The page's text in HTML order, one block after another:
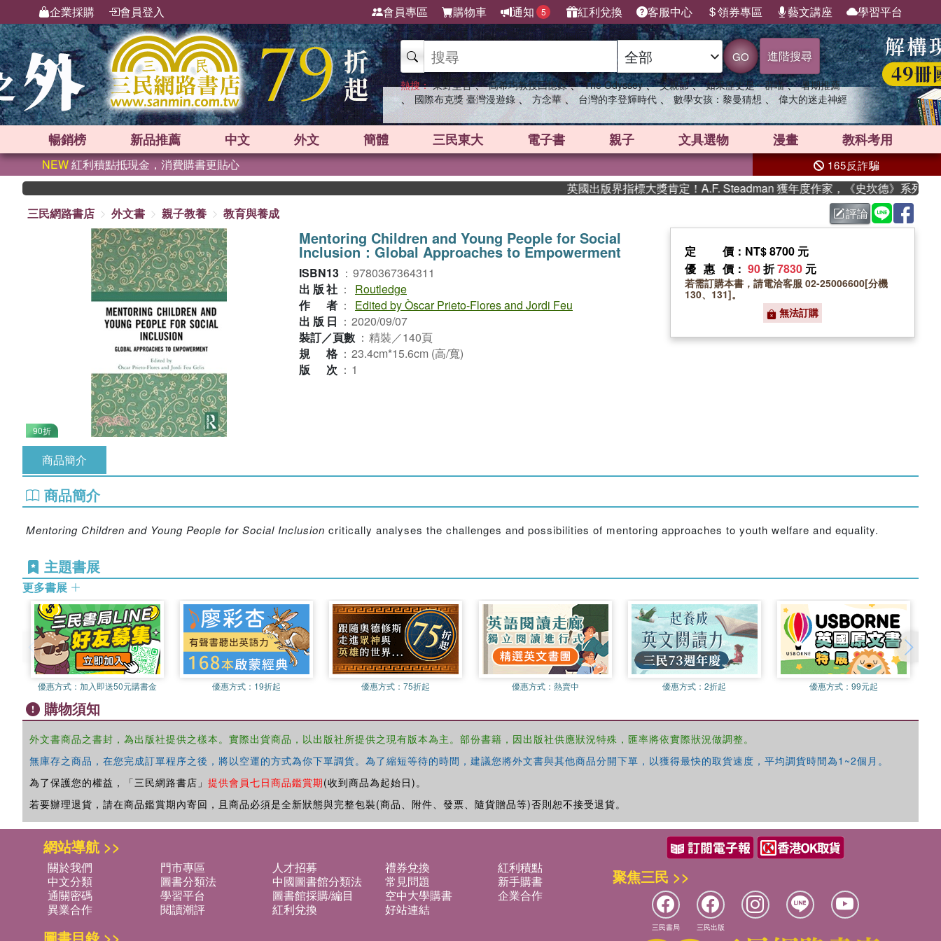
企業採購 會員登入 會員專區 購物車 通知 5 紅利兌換 客服中心 領券專區 藝文講座 學習平台
GO 進階搜尋
熱搜： 東野圭吾 、 高希均教授回憶錄 、 The Odyssey 、 父親節 、 如果歷史是一群喵 、 暑期推薦
、 國際布克獎 臺灣漫遊錄 、 方念華 、 台灣的李登輝時代 、 數學女孩：黎曼猜想 、 偉大的迷走神經
暢銷榜 新品推薦 中文 外文 簡體 三民東大 電子書 親子 文具選物 漫畫 教科考用
NEW紅利積點抵現金，消費購書更貼心 165反詐騙
英國出版界指標大獎肯定！A.F. Steadman 獲年度作家，《史坎德》系列帶你踏
三民網路書店
外文書 親子教養 教育與養成 評論
90折
Mentoring Children and Young People for Social
Inclusion：Global Approaches to Empowerment
ISBN13 ： 9780367364311
出版社 ：
Routledge
作者 ：
Edited by Òscar Prieto-Flores and Jordi Feu
出版日 ： 2020/09/07
裝訂／頁數 ： 精裝／140頁
規格 ： 23.4cm*15.6cm (高/寬)
版次 ： 1
定價 ：NT$ 8700 元
優惠價 ： 90折7830 元
若需訂購本書，請電洽客服 02-25006600[分機
130、131]。
無法訂購
商品簡介
商品簡介
Mentoring Children and Young People for Social Inclusion critically analyses the challenges and possibilities of mentoring approaches to youth welfare and equality.
主題書展
更多書展
優惠方式： 加入即送50元購書金 優惠方式： 19折起 優惠方式：75折起 優惠方式： 熱賣中 優惠方式：2折起 優惠方式：99元起
購物須知
外文書商品之書封，為出版社提供之樣本。實際出貨商品，以出版社所提供之現有版本為主。部份書籍，因出版社供應狀況特殊，匯率將依實際狀況做調整。
無庫存之商品，在您完成訂單程序之後，將以空運的方式為你下單調貨。為了縮短等待的時間，建議您將外文書與其他商品分開下單，以獲得最快的取貨速度，平均調貨時間為1~2個月。
為了保護您的權益，「三民網路書店」 提供會員七日商品鑑賞期(收到商品為起始日)。
若要辦理退貨，請在商品鑑賞期內寄回，且商品必須是全新狀態與完整包裝(商品、附件、發票、隨貨贈品等)否則恕不接受退貨。
網站導航 >>
關於我們 門市專區 人才招募 禮券兌換
紅利積點
中文分類
圖書分類法 中國圖書館分類法 常見問題
新手購書
通關密碼
學習平台 圖書館採購/編目 空中大學購書
企業合作
異業合作
閱讀潮評 紅利兌換 好站連結
聚焦三民 >>
三民書局 三民出版